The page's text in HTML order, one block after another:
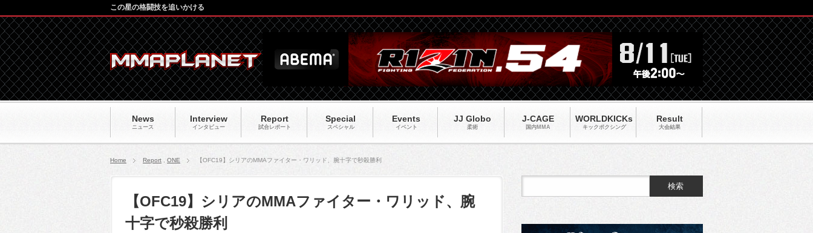
News
ニュース
Interview
インタビュー
Report
試合レポート
Special
スペシャル
Events
イベント
JJ Globo
柔術
J-CAGE
国内MMA
WORLDKICKs
キックポクシング
Result
大会結果
この星の格闘技を追いかける
Home Report ONE 【OFC19】シリアのMMAファイター・ワリッド、腕十字で秒殺勝利
【OFC19】シリアのMMAファイター・ワリッド、腕
十字で秒殺勝利